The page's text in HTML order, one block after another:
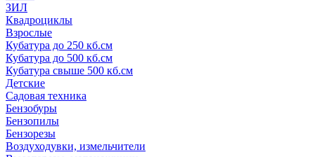
ЗИЛ
Квадроциклы
Взрослые
Кубатура до 250 кб.см
Кубатура до 500 кб.см
Кубатура свыше 500 кб.см
Детские
Садовая техника
Бензобуры
Бензопилы
Бензорезы
Воздуходувки, измельчители